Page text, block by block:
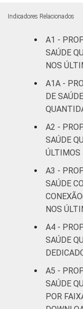
Para
https://
correcao-
saude-
Base:
de 2013.
Fonte:
Indicadores Relacionados
A1 -
SAÚDE
NOS
A1A -
DE
A2 -
SAÚDE
ÚLTIMOS
A3 -
SAÚDE
NOS
A4 -
SAÚDE
A5 -
SAÚDE
POR